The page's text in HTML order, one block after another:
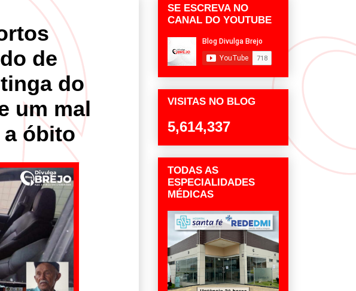
de
do
um mal
óbito
SE ESCREVA NO
CANAL DO YOUTUBE
VISITAS NO BLOG
5,614,337
TODAS AS
ESPECIALIDADES
MÉDICAS